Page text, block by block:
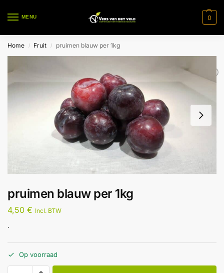
MENU 0
Home / Fruit / pruimen blauw per 1kg
pruimen blauw per 1kg
4,50 € Incl. BTW
.
Op voorraad